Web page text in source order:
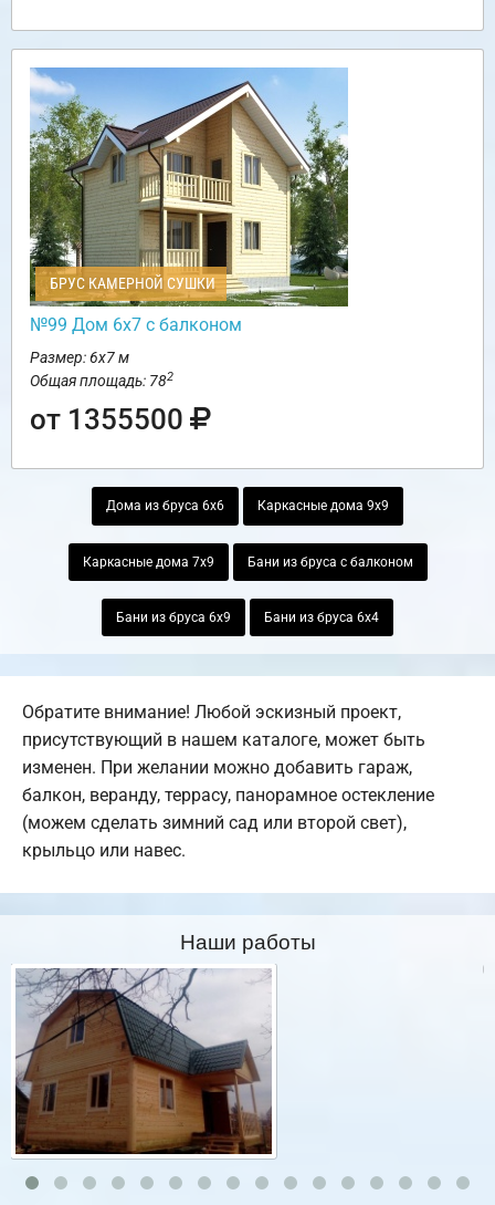
БРУС КАМЕРНОЙ СУШКИ
№99 Дом 6х7 с балконом
Размер: 6х7 м
Общая площадь: 782
от 1355500
Дома из бруса 6х6 Каркасные дома 9х9
Каркасные дома 7х9 Бани из бруса с балконом
Бани из бруса 6х9 Бани из бруса 6х4
Обратите внимание! Любой эскизный проект,
присутствующий в нашем каталоге, может быть
изменен. При желании можно добавить гараж,
балкон, веранду, террасу, панорамное остекление
(можем сделать зимний сад или второй свет),
крыльцо или навес.
Наши работы